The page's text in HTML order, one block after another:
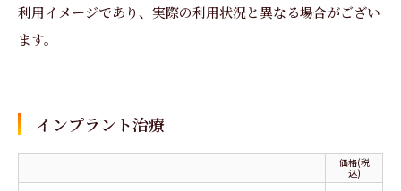
利用イメージであり、実際の利用状況と異なる場合がござい
ます。
インプラント治療
価格(税
込)